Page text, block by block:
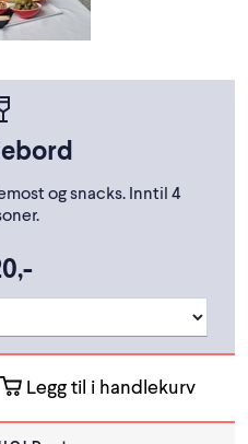
og snacks. Inntil 4
Legg til i handlekurv